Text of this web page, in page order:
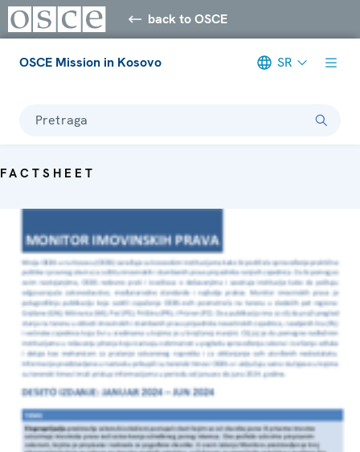
back to OSCE
OSCE Mission in Kosovo SR
Pretraga
FACTSHEET